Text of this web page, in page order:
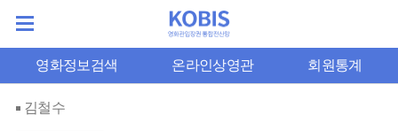
영화정보검색 온라인상영관 회원통계
김철수